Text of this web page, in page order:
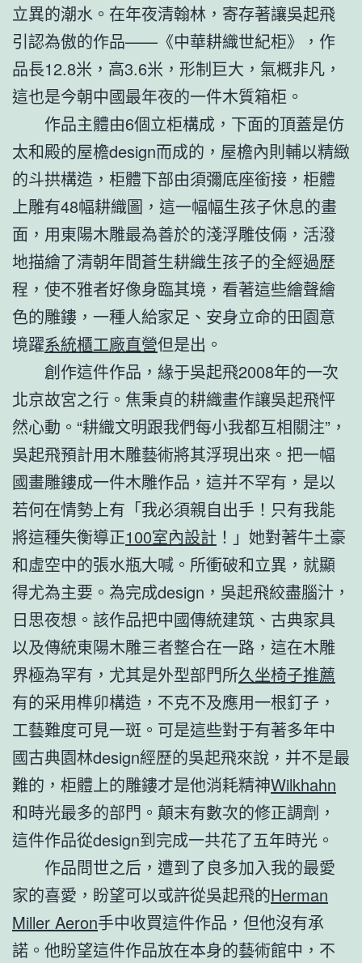
立異的潮水。在年夜清翰林，寄存著讓吳起飛
引認為傲的作品——《中華耕織世紀柜》，作
品長12.8米，高3.6米，形制巨大，氣概非凡，
這也是今朝中國最年夜的一件木質箱柜。
作品主體由6個立柜構成，下面的頂蓋是仿
太和殿的屋檐design而成的，屋檐內則輔以精緻
的斗拱構造，柜體下部由須彌底座銜接，柜體
上雕有48幅耕織圖，這一幅幅生孩子休息的畫
面，用東陽木雕最為善於的淺浮雕伎倆，活潑
地描繪了清朝年間蒼生耕織生孩子的全經過歷
程，使不雅者好像身臨其境，看著這些繪聲繪
色的雕鏤，一種人給家足、安身立命的田園意
境躍系統櫃工廠直營但是出。
創作這件作品，緣于吳起飛2008年的一次
北京故宮之行。焦秉貞的耕織畫作讓吳起飛怦
然心動。“耕織文明跟我們每小我都互相關注”，
吳起飛預計用木雕藝術將其浮現出來。把一幅
國畫雕鏤成一件木雕作品，這并不罕有，是以
若何在情勢上有「我必須親自出手！只有我能
將這種失衡導正100室內設計 ！」她對著牛土豪
和虛空中的張水瓶大喊。所衝破和立異，就顯
得尤為主要。為完成design，吳起飛絞盡腦汁，
日思夜想。該作品把中國傳統建筑、古典家具
以及傳統東陽木雕三者整合在一路，這在木雕
界極為罕有，尤其是外型部門所久坐椅子推薦
有的采用榫卯構造，不克不及應用一根釘子，
工藝難度可見一斑。可是這些對于有著多年中
國古典園林design經歷的吳起飛來說，并不是最
難的，柜體上的雕鏤才是他消耗精神Wilkhahn
和時光最多的部門。顛末有數次的修正調劑，
這件作品從design到完成一共花了五年時光。
作品問世之后，遭到了良多加入我的最愛
家的喜愛，盼望可以或許從吳起飛的Herman
Miller Aeron手中收買這件作品，但他沒有承
諾。他盼望這件作品放在本身的藝術館中，不